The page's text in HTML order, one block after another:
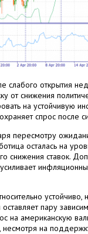
открытия
от снижения
на устойчивую
спрос
пересмотру
осталась на
снижения ставок.
оставляет пару
на американскую
на